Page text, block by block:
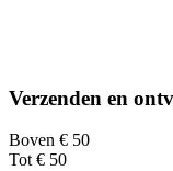
Verzenden en
Boven € 50
Tot € 50